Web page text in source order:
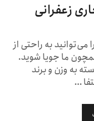
زعفرانی
به راحتی از
ما جویا شوید.
به وزن و برند
...